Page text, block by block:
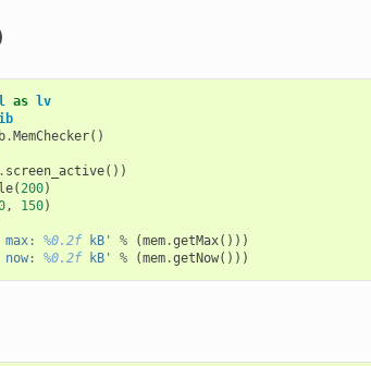
as lv
.MemChecker()
screen_active())
(200)
, 150)
max: %0.2f kB' % (mem.getMax()))
now: %0.2f kB' % (mem.getNow()))